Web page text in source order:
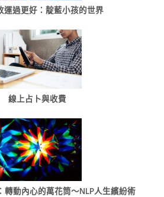
運過更好：靛藍小孩的世界
線上占卜與收費
轉動內心的萬花筒～NLP人生繽紛術